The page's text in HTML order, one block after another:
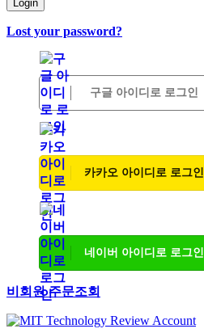
Login
Lost your password?
구글 아이디로 로그인
카카오 아이디로 로그인
네이버 아이디로 로그인
비회원 주문조회